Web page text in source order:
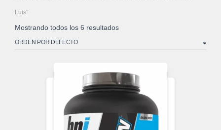
Luis”
Mostrando todos los 6 resultados